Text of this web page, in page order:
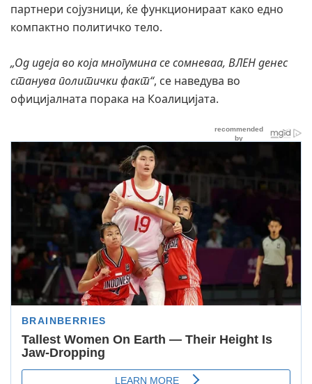
партнери сојузници, ќе функционираат како едно
компактно политичко тело.
„Од идеја во која многумина се сомневаа, ВЛЕН денес
станува политички факт“, се наведува во
официјалната порака на Коалицијата.